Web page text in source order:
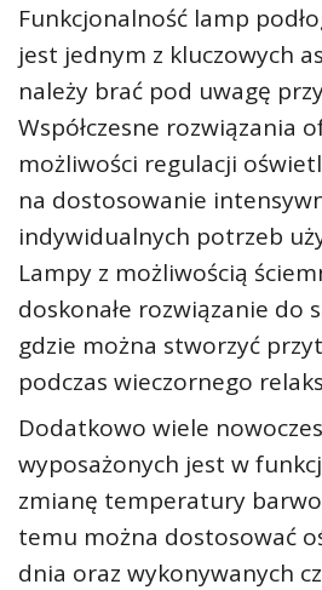
Funkcjonalność lamp
jest jednym z kluczowych
należy brać pod uwagę
Współczesne rozwiązania
możliwości regulacji
na dostosowanie
indywidualnych potrzeb
Lampy z możliwością
doskonałe rozwiązanie do
gdzie można stworzyć
podczas wieczornego
Dodatkowo wiele
wyposażonych jest w
zmianę temperatury
temu można dostosować
dnia oraz wykonywanych